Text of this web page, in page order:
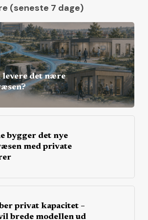
(seneste 7 dage)
levere det nære
bygger det nye
med private
privat kapacitet –
brede modellen ud